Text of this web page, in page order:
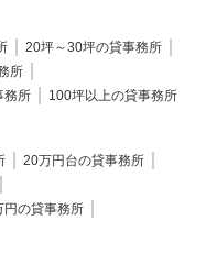
20坪～30坪の貸事務所
所
務所 100坪以上の貸事務所
20万円台の貸事務所
の貸事務所